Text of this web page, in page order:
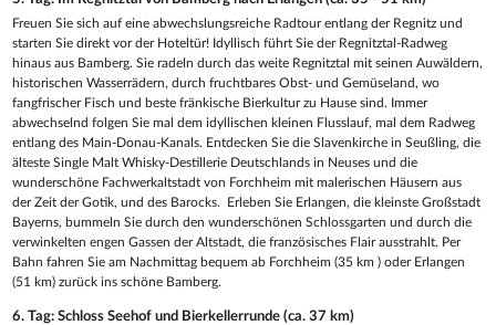
Freuen Sie sich auf eine abwechslungsreiche Radtour entlang der Regnitz und
starten Sie direkt vor der Hoteltür! Idyllisch führt Sie der Regnitztal-Radweg
hinaus aus Bamberg. Sie radeln durch das weite Regnitztal mit seinen Auwäldern,
historischen Wasserrädern, durch fruchtbares Obst- und Gemüseland, wo
fangfrischer Fisch und beste fränkische Bierkultur zu Hause sind. Immer
abwechselnd folgen Sie mal dem idyllischen kleinen Flusslauf, mal dem Radweg
entlang des Main-Donau-Kanals. Entdecken Sie die Slavenkirche in Seußling, die
älteste Single Malt Whisky-Destillerie Deutschlands in Neuses und die
wunderschöne Fachwerkaltstadt von Forchheim mit malerischen Häusern aus
der Zeit der Gotik, und des Barocks. Erleben Sie Erlangen, die kleinste Großstadt
Bayerns, bummeln Sie durch den wunderschönen Schlossgarten und durch die
verwinkelten engen Gassen der Altstadt, die französisches Flair ausstrahlt. Per
Bahn fahren Sie am Nachmittag bequem ab Forchheim (35 km ) oder Erlangen
(51 km) zurück ins schöne Bamberg.
6. Tag: Schloss Seehof und Bierkellerrunde (ca. 37 km)